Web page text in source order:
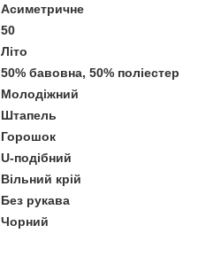
Асиметричне
50
Літо
50% бавовна, 50% поліестер
Молодіжний
Штапель
Горошок
U-подібний
Вільний крій
Без рукава
Чорний